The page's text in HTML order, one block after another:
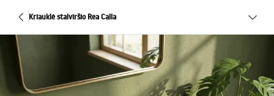
Kriauklė stalviršio Rea Calla